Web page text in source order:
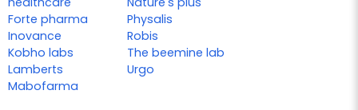
Forte pharma
Inovance
Kobho labs
Lamberts
Mabofarma
Physalis
Robis
The beemine lab
Urgo